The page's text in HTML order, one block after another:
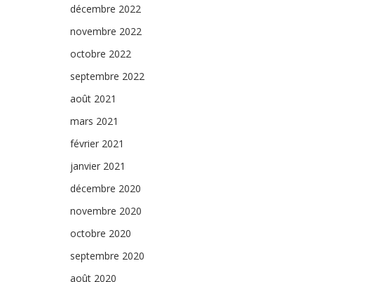
décembre 2022
novembre 2022
octobre 2022
septembre 2022
août 2021
mars 2021
février 2021
janvier 2021
décembre 2020
novembre 2020
octobre 2020
septembre 2020
août 2020